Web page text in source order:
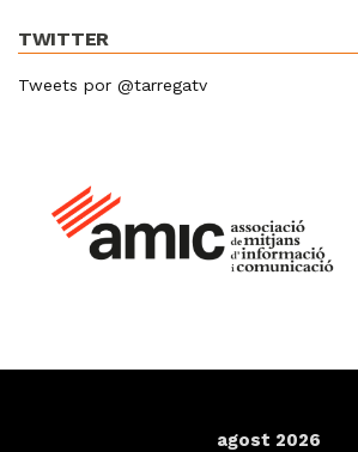
TWITTER
Tweets por @tarregatv
agost 2026